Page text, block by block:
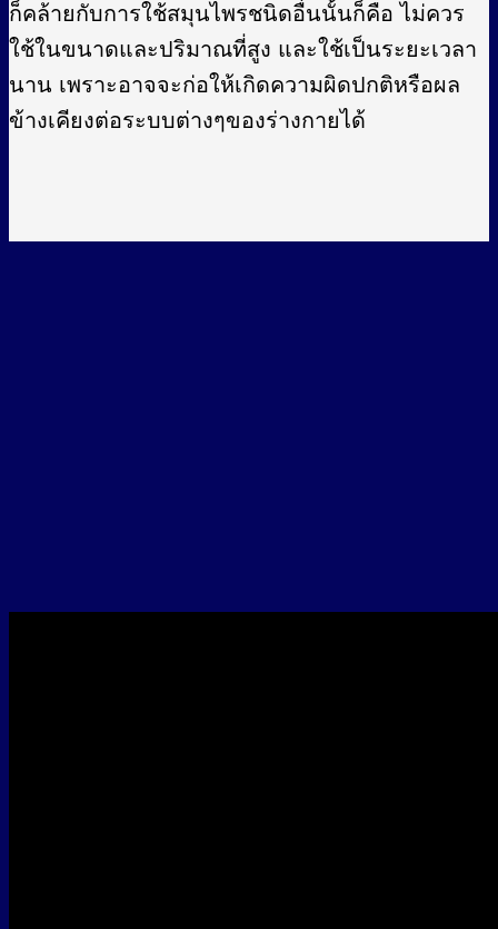
ก็คล้ายกับการใช้สมุนไพรชนิดอื่นนั้นก็คือ ไม่ควร
ใช้ในขนาดและปริมาณที่สูง และใช้เป็นระยะเวลา
นาน เพราะอาจจะก่อให้เกิดความผิดปกติหรือผล
ข้างเคียงต่อระบบต่างๆของร่างกายได้